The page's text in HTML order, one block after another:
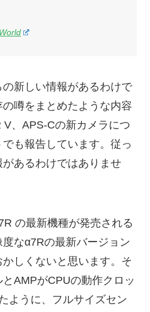
新しい情報があるわけで
噂をまとめたような内容
、APS-Cの新カメラにつ
も報告しています。従っ
あるわけではありませ
の最新機種が発売される
なα7Rの最新バージョン
しくないと思います。そ
AMPがCPUの動作クロッ
ように、フルサイズセン